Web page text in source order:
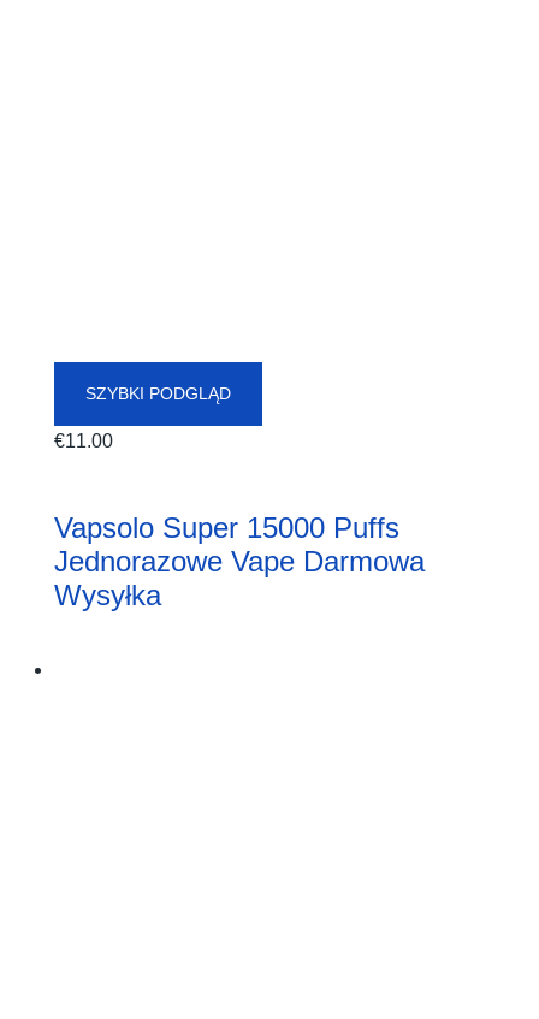
SZYBKI PODGLĄD
€11.00
Vapsolo Super 15000 Puffs
Jednorazowe Vape Darmowa
Wysyłka